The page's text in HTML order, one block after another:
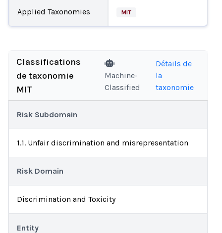
Applied Taxonomies MIT
Classifications
de taxonomie
MIT
Machine-
Classified
Détails de
la
taxonomie
Risk Subdomain
1.1. Unfair discrimination and misrepresentation
Risk Domain
Discrimination and Toxicity
Entity